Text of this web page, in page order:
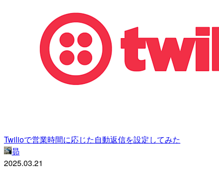
Twilioで営業時間に応じた自動返信を設定してみた
昴
2025.03.21